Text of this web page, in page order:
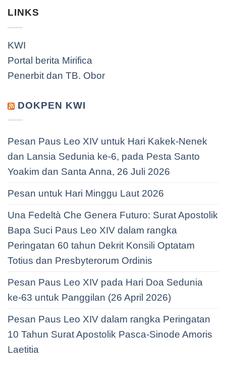
LINKS
KWI
Portal berita Mirifica
Penerbit dan TB. Obor
DOKPEN KWI
Pesan Paus Leo XIV untuk Hari Kakek-Nenek
dan Lansia Sedunia ke-6, pada Pesta Santo
Yoakim dan Santa Anna, 26 Juli 2026
Pesan untuk Hari Minggu Laut 2026
Una Fedeltà Che Genera Futuro: Surat Apostolik
Bapa Suci Paus Leo XIV dalam rangka
Peringatan 60 tahun Dekrit Konsili Optatam
Totius dan Presbyterorum Ordinis
Pesan Paus Leo XIV pada Hari Doa Sedunia
ke-63 untuk Panggilan (26 April 2026)
Pesan Paus Leo XIV dalam rangka Peringatan
10 Tahun Surat Apostolik Pasca-Sinode Amoris
Laetitia